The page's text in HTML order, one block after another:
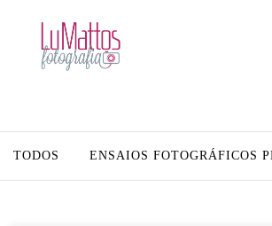
TODOS ENSAIOS FOTOGRÁFICOS